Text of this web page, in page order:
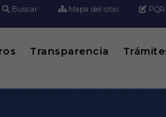
Buscar Mapa del sitio
Transparencia